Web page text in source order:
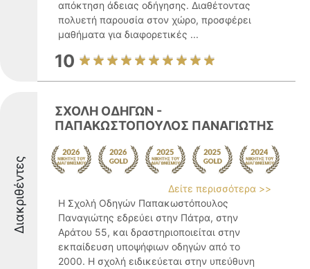
απόκτηση άδειας οδήγησης. Διαθέτοντας
πολυετή παρουσία στον χώρο, προσφέρει
μαθήματα για διαφορετικές ...
10
Διακριθέντες
ΣΧΟΛΗ ΟΔΗΓΩΝ -
ΠΑΠΑΚΩΣΤΟΠΟΥΛΟΣ ΠΑΝΑΓΙΩΤΗΣ
Δείτε περισσότερα >>
Η Σχολή Οδηγών Παπακωστόπουλος
Παναγιώτης εδρεύει στην Πάτρα, στην
Αράτου 55, και δραστηριοποιείται στην
εκπαίδευση υποψήφιων οδηγών από το
2000. Η σχολή ειδικεύεται στην υπεύθυνη